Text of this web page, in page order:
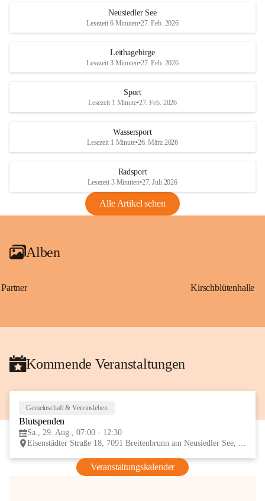
S
und den daraus folgenden wirtschaftlichen
Maßnahmen zur Bekämpfung
Rebe und der Amerikanischen
Anhang VBl. EU Nr. 18
1 Seite•1,4 MB
VBl. EU Nr. 18_2026
r
S
Neusiedler See
Lesezeit 6 Minuten•27. Feb. 2026
Leithagebirge
Lesezeit 3 Minuten•27. Feb. 2026
Sport
Lesezeit 1 Minute•27. Feb. 2026
Wassersport
Lesezeit 1 Minute•26. März 2026
Radsport
Lesezeit 3 Minuten•27. Juli 2026
Alle Artikel sehen
Alben
Partner Kirschblütenhalle
Kommende Veranstaltungen
Gemeinschaft & Vereinsleben
Blutspenden
Sa., 29. Aug., 07:00 - 12:30
Eisenstädter Straße 18, 7091 Breitenbrunn am Neusiedler See, AUT
Veranstaltungskalender